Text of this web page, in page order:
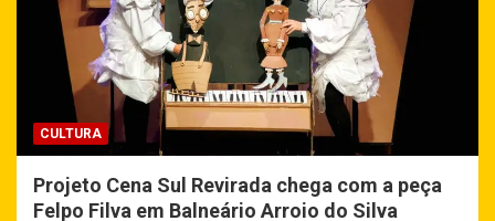
CULTURA
Projeto Cena Sul Revirada chega com a peça
Felpo Filva em Balneário Arroio do Silva